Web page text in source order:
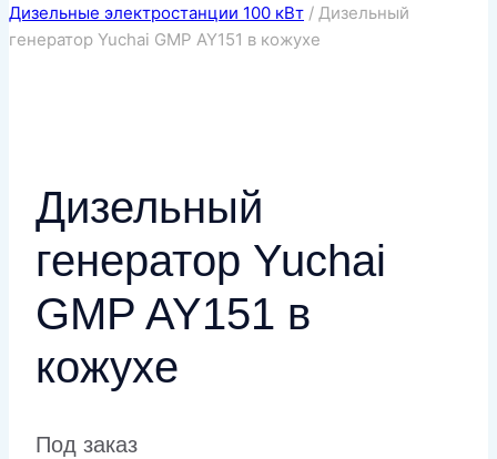
Дизельные электростанции 100 кВт / Дизельный
генератор Yuchai GMP AY151 в кожухе
Дизельный
генератор Yuchai
GMP AY151 в
кожухе
Под заказ